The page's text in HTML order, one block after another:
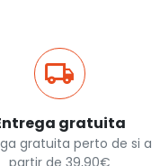
gratuita
gratuita perto de si a
partir de 39,90€